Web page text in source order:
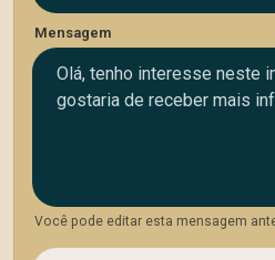
Mensagem
Você pode editar esta mensagem